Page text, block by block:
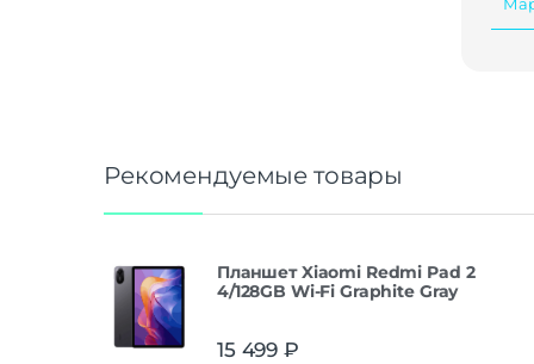
Рекомендуемые товары
Планшет Xiaomi Redmi Pad 2
4/128GB Wi-Fi Graphite Gray
15 499 ₽